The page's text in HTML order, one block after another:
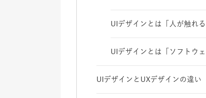
UIデザインとは「人が触れ
UIデザインとは「ソフトウ
UIデザインとUXデザインの違い